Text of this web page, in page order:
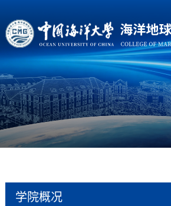
学院概况